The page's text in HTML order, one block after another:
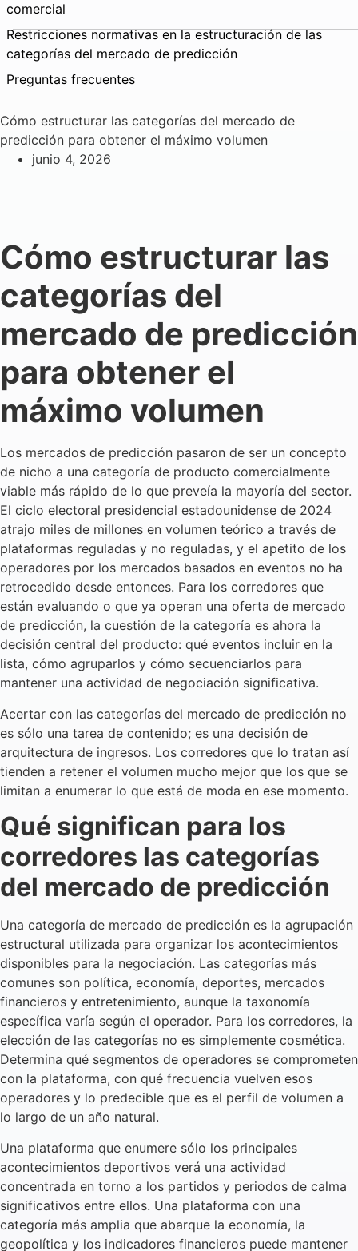
comercial
Restricciones normativas en la estructuración de las
categorías del mercado de predicción
Preguntas frecuentes
Cómo estructurar las categorías del mercado de
predicción para obtener el máximo volumen
junio 4, 2026
Cómo estructurar las
categorías del
mercado de predicción
para obtener el
máximo volumen
Los mercados de predicción pasaron de ser un concepto
de nicho a una categoría de producto comercialmente
viable más rápido de lo que preveía la mayoría del sector.
El ciclo electoral presidencial estadounidense de 2024
atrajo miles de millones en volumen teórico a través de
plataformas reguladas y no reguladas, y el apetito de los
operadores por los mercados basados en eventos no ha
retrocedido desde entonces. Para los corredores que
están evaluando o que ya operan una oferta de mercado
de predicción, la cuestión de la categoría es ahora la
decisión central del producto: qué eventos incluir en la
lista, cómo agruparlos y cómo secuenciarlos para
mantener una actividad de negociación significativa.
Acertar con las categorías del mercado de predicción no
es sólo una tarea de contenido; es una decisión de
arquitectura de ingresos. Los corredores que lo tratan así
tienden a retener el volumen mucho mejor que los que se
limitan a enumerar lo que está de moda en ese momento.
Qué significan para los
corredores las categorías
del mercado de predicción
Una categoría de mercado de predicción es la agrupación
estructural utilizada para organizar los acontecimientos
disponibles para la negociación. Las categorías más
comunes son política, economía, deportes, mercados
financieros y entretenimiento, aunque la taxonomía
específica varía según el operador. Para los corredores, la
elección de las categorías no es simplemente cosmética.
Determina qué segmentos de operadores se comprometen
con la plataforma, con qué frecuencia vuelven esos
operadores y lo predecible que es el perfil de volumen a
lo largo de un año natural.
Una plataforma que enumere sólo los principales
acontecimientos deportivos verá una actividad
concentrada en torno a los partidos y periodos de calma
significativos entre ellos. Una plataforma con una
categoría más amplia que abarque la economía, la
geopolítica y los indicadores financieros puede mantener